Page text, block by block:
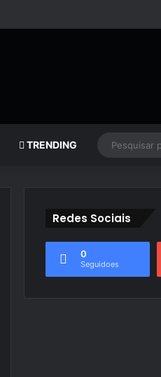
TRENDING
Redes Sociais
0
Seguidoes